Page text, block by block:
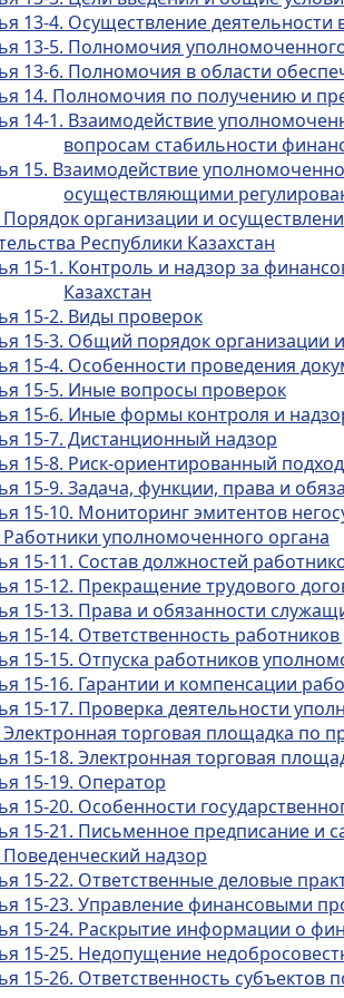
13-4. Осуществление
13-5. Полномочия
13-6. Полномочия в области
14. Полномочия по получению и
14-1. Взаимодействие
вопросам стабильности
15. Взаимодействие
осуществляющими
Порядок организации и
Республики Казахстан
15-1. Контроль и надзор за
Казахстан
15-2. Виды проверок
15-3. Общий порядок организации
15-4. Особенности проведения
15-5. Иные вопросы проверок
15-6. Иные формы контроля и
15-7. Дистанционный надзор
15-8. Риск-ориентированный
15-9. Задача, функции, права и
15-10. Мониторинг эмитентов
Работники уполномоченного органа
15-11. Состав должностей
15-12. Прекращение трудового
15-13. Права и обязанности
15-14. Ответственность
15-15. Отпуска работников
15-16. Гарантии и компенсации
15-17. Проверка деятельности
Электронная торговая площадка по
15-18. Электронная торговая
15-19. Оператор
15-20. Особенности
15-21. Письменное предписание и
Поведенческий надзор
15-22. Ответственные деловые
15-23. Управление финансовыми
15-24. Раскрытие информации о
15-25. Недопущение
15-26. Ответственность